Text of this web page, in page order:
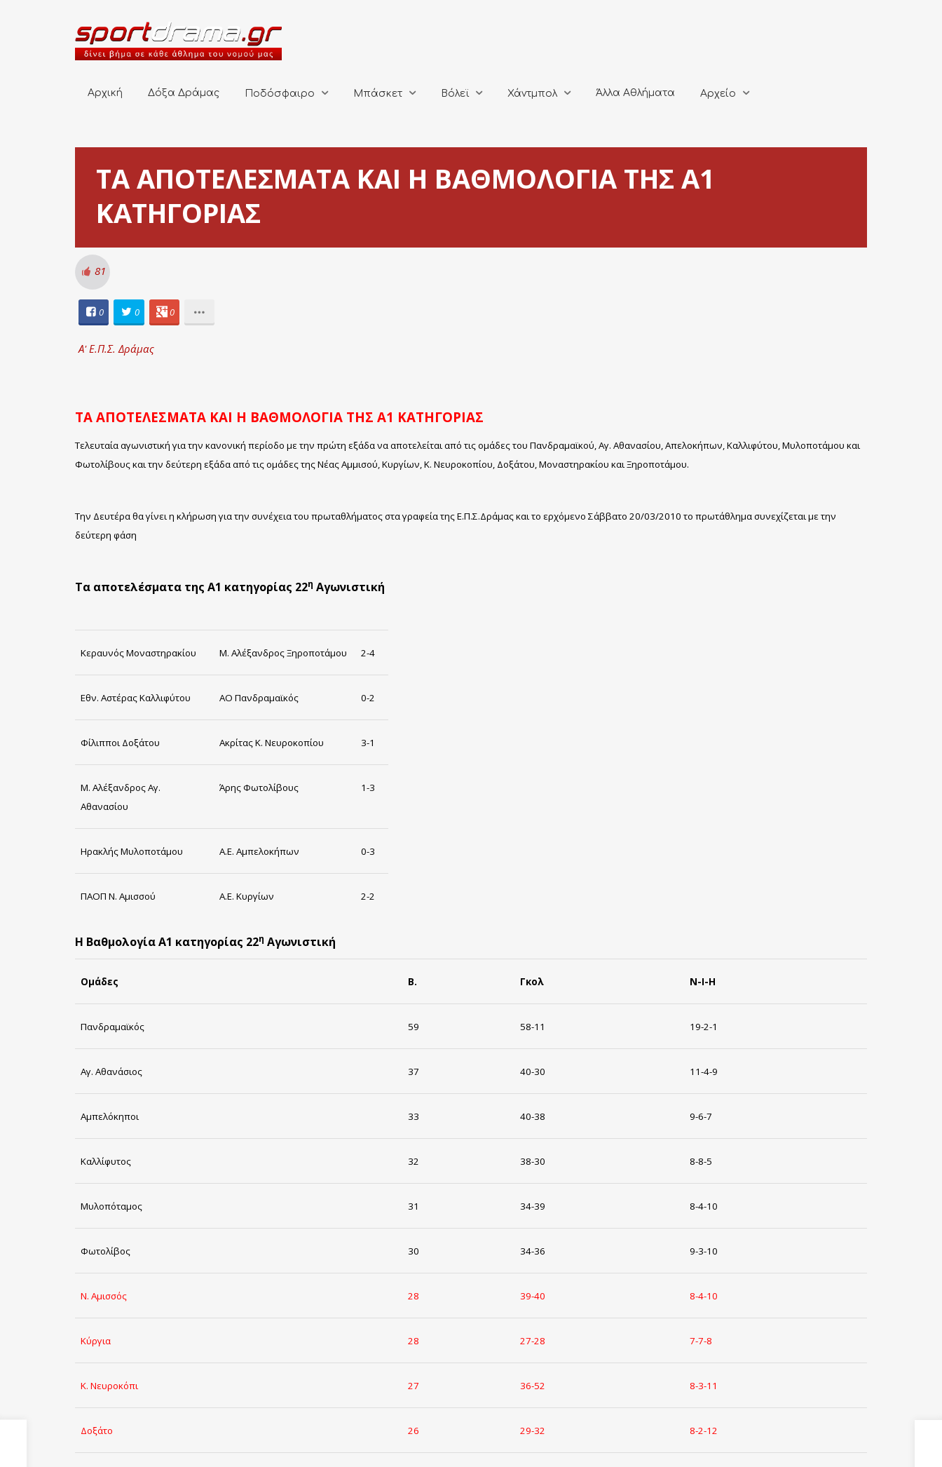
Αρχική Δόξα Δράμας Ποδόσφαιρο Μπάσκετ Βόλεϊ Χάντμπολ Άλλα Αθλήματα Αρχείο
ΤΑ ΑΠΟΤΕΛΕΣΜΑΤΑ ΚΑΙ Η ΒΑΘΜΟΛΟΓΙΑ ΤΗΣ Α1
ΚΑΤΗΓΟΡΙΑΣ
81
0 0 0
Α' Ε.Π.Σ. Δράμας
ΤΑ ΑΠΟΤΕΛΕΣΜΑΤΑ ΚΑΙ Η ΒΑΘΜΟΛΟΓΙΑ ΤΗΣ Α1 ΚΑΤΗΓΟΡΙΑΣ
Τελευταία αγωνιστική για την κανονική περίοδο με την πρώτη εξάδα να αποτελείται από τις ομάδες του Πανδραμαϊκού, Αγ. Αθανασίου, Απελοκήπων, Καλλιφύτου, Μυλοποτάμου και
Φωτολίβους και την δεύτερη εξάδα από τις ομάδες της Νέας Αμμισού, Κυργίων, Κ. Νευροκοπίου, Δοξάτου, Μοναστηρακίου και Ξηροποτάμου.
Την Δευτέρα θα γίνει η κλήρωση για την συνέχεια του πρωταθλήματος στα γραφεία της Ε.Π.Σ.Δράμας και το ερχόμενο Σάββατο 20/03/2010 το πρωτάθλημα συνεχίζεται με την
δεύτερη φάση
Τα αποτελέσματα της Α1 κατηγορίας 22η Αγωνιστική
Κεραυνός Μοναστηρακίου Μ. Αλέξανδρος Ξηροποτάμου 2-4
Εθν. Αστέρας Καλλιφύτου ΑΟ Πανδραμαϊκός 0-2
Φίλιπποι Δοξάτου Ακρίτας Κ. Νευροκοπίου 3-1
Μ. Αλέξανδρος Αγ.
Αθανασίου
Άρης Φωτολίβους 1-3
Ηρακλής Μυλοποτάμου Α.Ε. Αμπελοκήπων 0-3
ΠΑΟΠ Ν. Αμισσού Α.Ε. Κυργίων 2-2
Η Βαθμολογία Α1 κατηγορίας 22η Αγωνιστική
Ομάδες Β. Γκολ Ν-Ι-Η
Πανδραμαϊκός 59 58-11 19-2-1
Αγ. Αθανάσιος 37 40-30 11-4-9
Αμπελόκηποι 33 40-38 9-6-7
Καλλίφυτος 32 38-30 8-8-5
Μυλοπόταμος 31 34-39 8-4-10
Φωτολίβος 30 34-36 9-3-10
Ν. Αμισσός 28 39-40 8-4-10
Κύργια 28 27-28 7-7-8
Κ. Νευροκόπι 27 36-52 8-3-11
Δοξάτο 26 29-32 8-2-12